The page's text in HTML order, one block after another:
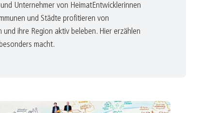
Unternehmer von HeimatEntwicklerinnen
und Städte profitieren von
und ihre Region aktiv beleben. Hier erzählen
macht.